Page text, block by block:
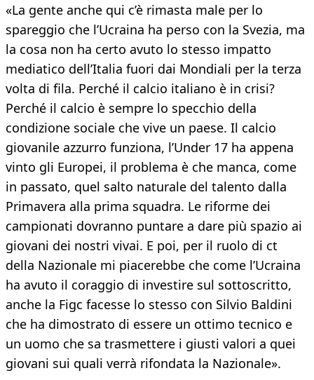
«La gente anche qui c’è rimasta male per lo
spareggio che l’Ucraina ha perso con la Svezia, ma
la cosa non ha certo avuto lo stesso impatto
mediatico dell’Italia fuori dai Mondiali per la terza
volta di fila. Perché il calcio italiano è in crisi?
Perché il calcio è sempre lo specchio della
condizione sociale che vive un paese. Il calcio
giovanile azzurro funziona, l’Under 17 ha appena
vinto gli Europei, il problema è che manca, come
in passato, quel salto naturale del talento dalla
Primavera alla prima squadra. Le riforme dei
campionati dovranno puntare a dare più spazio ai
giovani dei nostri vivai. E poi, per il ruolo di ct
della Nazionale mi piacerebbe che come l’Ucraina
ha avuto il coraggio di investire sul sottoscritto,
anche la Figc facesse lo stesso con Silvio Baldini
che ha dimostrato di essere un ottimo tecnico e
un uomo che sa trasmettere i giusti valori a quei
giovani sui quali verrà rifondata la Nazionale».